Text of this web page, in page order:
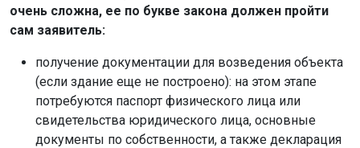
очень сложна, ее по букве закона должен пройти
сам заявитель:
получение документации для возведения объекта
(если здание еще не построено): на этом этапе
потребуются паспорт физического лица или
свидетельства юридического лица, основные
документы по собственности, а также декларация